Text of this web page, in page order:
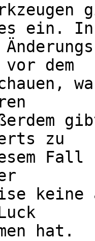
ein.
dem
zu
keine
hat.